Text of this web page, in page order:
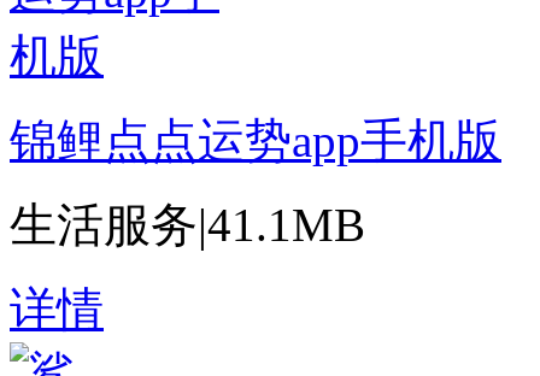
锦鲤点点运势app手机版
生活服务|41.1MB
详情